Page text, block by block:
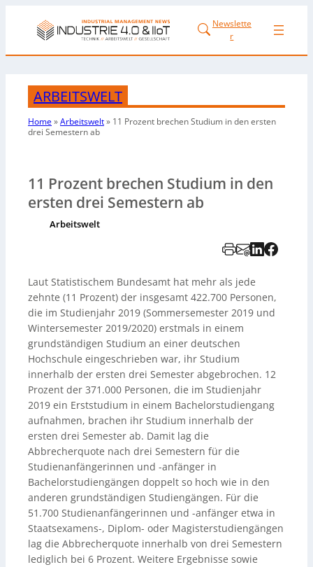
Newslette
r
ARBEITSWELT
Home»Arbeitswelt» 11 Prozent brechenStudium in denersten
drei Semestern ab
11 Prozent brechen Studium in den
ersten drei Semestern ab
Arbeitswelt
Laut Statistischem Bundesamt hat mehr als jede
zehnte (11 Prozent) der insgesamt 422.700 Personen,
die im Studienjahr 2019 (Sommersemester 2019 und
Wintersemester 2019/2020) erstmals in einem
grundständigen Studium an einer deutschen
Hochschule eingeschrieben war, ihr Studium
innerhalb der ersten drei Semester abgebrochen. 12
Prozent der 371.000 Personen, die im Studienjahr
2019 ein Erststudium in einem Bachelorstudiengang
aufnahmen, brachen ihr Studium innerhalb der
ersten drei Semester ab. Damit lag die
Abbrecherquote nach drei Semestern für die
Studienanfängerinnen und -anfänger in
Bachelorstudiengängen doppelt so hoch wie in den
anderen grundständigen Studiengängen. Für die
51.700 Studienanfängerinnen und -anfänger etwa in
Staatsexamens-, Diplom- oder Magisterstudiengängen
lag die Abbrecherquote innerhalb von drei Semestern
lediglich bei 6 Prozent. Weitere Ergebnisse sowie